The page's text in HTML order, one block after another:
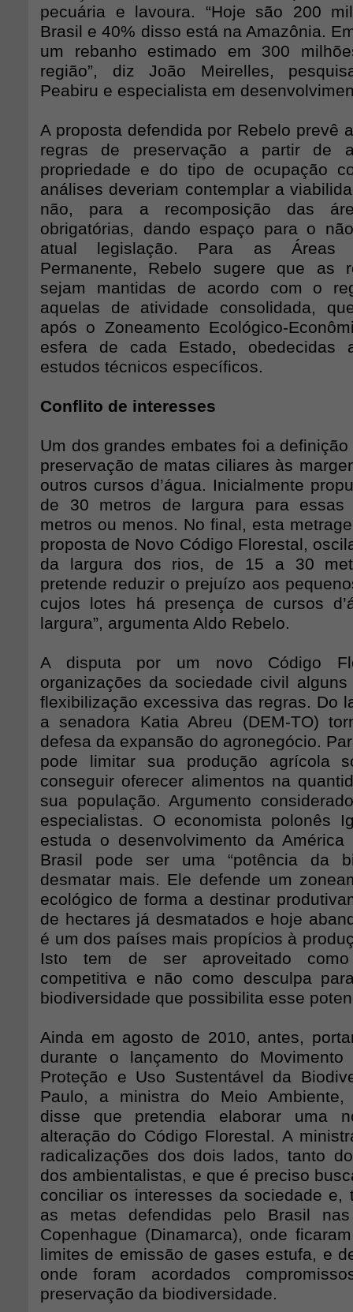
pecuária e lavoura. “Hoje são 200
Brasil e 40% disso está na Amazônia.
um rebanho estimado em 300
região”, diz João Meirelles,
Peabiru e especialista em
A proposta defendida por Rebelo prevê
regras de preservação a partir de
propriedade e do tipo de ocupação
análises deveriam contemplar a
não, para a recomposição das
obrigatórias, dando espaço para o
atual legislação. Para as Áreas
Permanente, Rebelo sugere que as
sejam mantidas de acordo com o
aquelas de atividade consolidada,
após o Zoneamento Ecológico-
esfera de cada Estado, obedecidas
estudos técnicos específicos.
Conflito de interesses
Um dos grandes embates foi a
preservação de matas ciliares às
outros cursos d’água. Inicialmente
de 30 metros de largura para essas
metros ou menos. No final, esta
proposta de Novo Código Florestal,
da largura dos rios, de 15 a 30
pretende reduzir o prejuízo aos
cujos lotes há presença de cursos
largura”, argumenta Aldo Rebelo.
A disputa por um novo Código
organizações da sociedade civil
flexibilização excessiva das regras. Do
a senadora Katia Abreu (DEM-TO)
defesa da expansão do agronegócio.
pode limitar sua produção agrícola
conseguir oferecer alimentos na
sua população. Argumento
especialistas. O economista polonês
estuda o desenvolvimento da
Brasil pode ser uma “potência da
desmatar mais. Ele defende um
ecológico de forma a destinar
de hectares já desmatados e hoje
é um dos países mais propícios à
Isto tem de ser aproveitado
competitiva e não como desculpa
biodiversidade que possibilita esse
Ainda em agosto de 2010, antes,
durante o lançamento do Movimento
Proteção e Uso Sustentável da
Paulo, a ministra do Meio Ambiente,
disse que pretendia elaborar uma
alteração do Código Florestal. A
radicalizações dos dois lados, tanto
dos ambientalistas, e que é preciso
conciliar os interesses da sociedade e,
as metas defendidas pelo Brasil
Copenhague (Dinamarca), onde
limites de emissão de gases estufa, e
onde foram acordados
preservação da biodiversidade.